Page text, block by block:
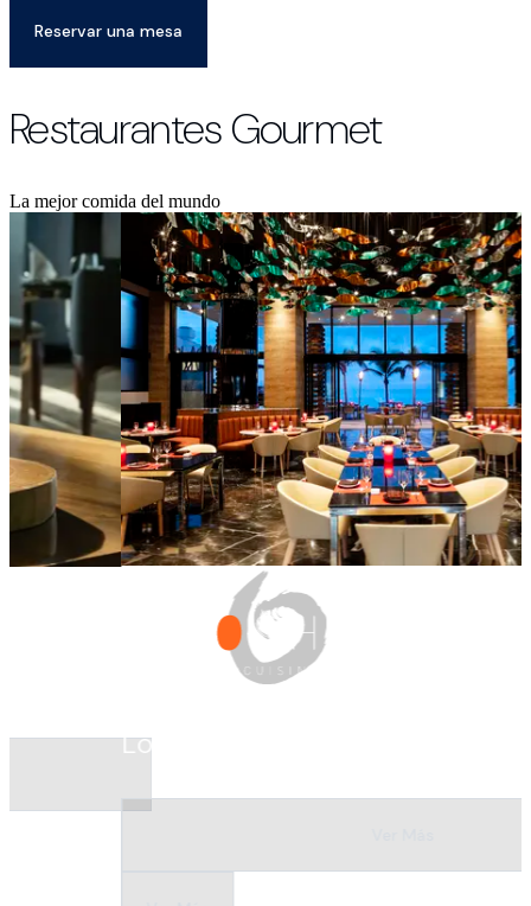
Reservar una mesa
Restaurantes Gourmet
La mejor comida del mundo
Lo Mejor de la Cocina Japonesa